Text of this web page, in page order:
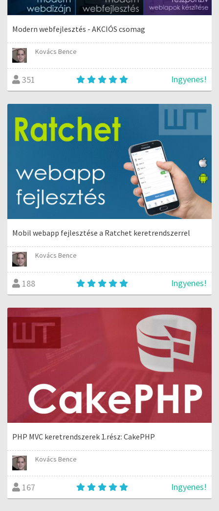
Modern webfejlesztés - AKCIÓS csomag
Kovács Bence
351 Ingyenes!
Mobil webapp fejlesztése a Ratchet keretrendszerrel
Kovács Bence
188 Ingyenes!
PHP MVC keretrendszerek 1.rész: CakePHP
Kovács Bence
167 Ingyenes!